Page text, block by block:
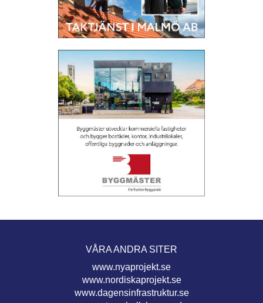
VÅRA ANDRA SITER
www.nyaprojekt.se
www.nordiskaprojekt.se
www.dagensinfrastruktur.se